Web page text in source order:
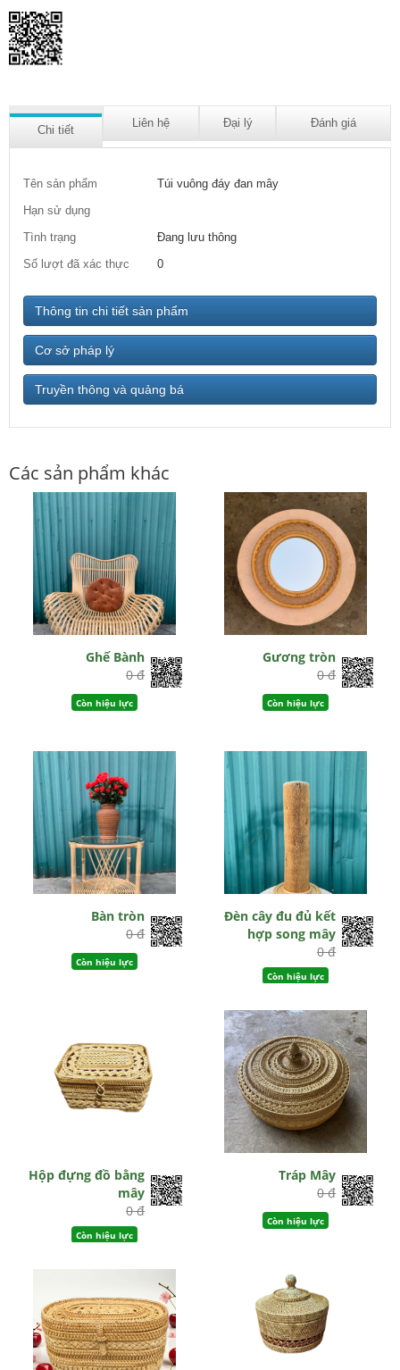
Chi tiết
Liên hệ Đại lý Đánh giá
Tên sản phẩm
Túi vuông đáy đan mây
Hạn sử dụng
Tình trạng
Đang lưu thông
Số lượt đã xác thực
0
Thông tin chi tiết sản phẩm
Cơ sở pháp lý
Truyền thông và quảng bá
Các sản phẩm khác
Ghế Bành
0 đ
Còn hiệu lực
Gương tròn
0 đ
Còn hiệu lực
Bàn tròn
0 đ
Còn hiệu lực
Đèn cây đu đủ kết
hợp song mây
0 đ
Còn hiệu lực
Hộp đựng đồ bằng
mây
0 đ
Còn hiệu lực
Tráp Mây
0 đ
Còn hiệu lực